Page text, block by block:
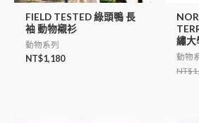
FIELD TESTED 綠頭鴨 長
袖 動物襯衫
動物系列
NT$1,180
繡大
動物
NT$